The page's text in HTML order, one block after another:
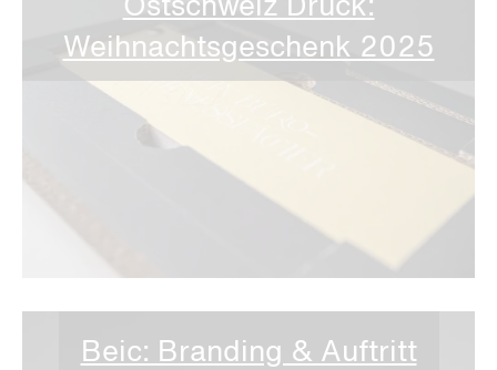
Ostschweiz Druck:
Weihnachts­geschenk 2025
Beic: Branding & Auftritt